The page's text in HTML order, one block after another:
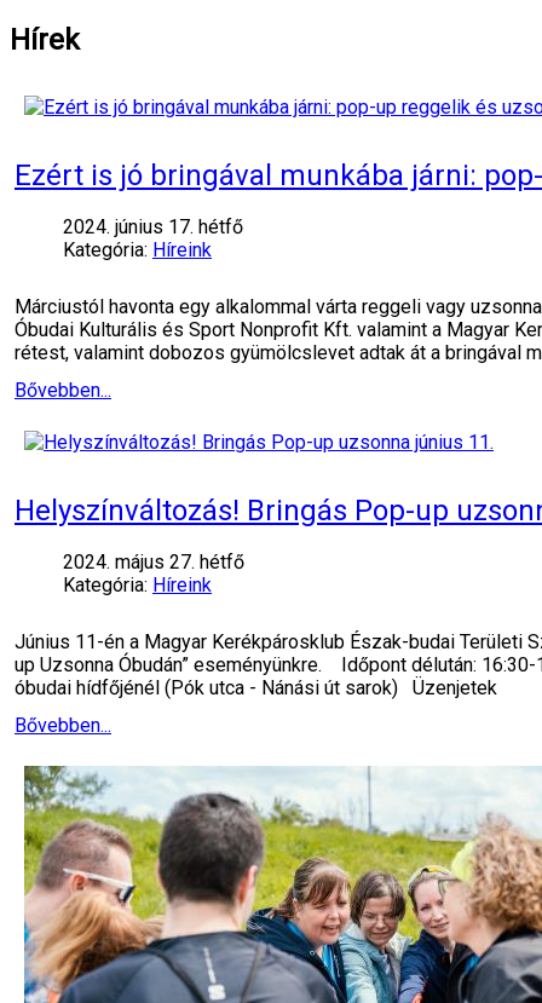
Hírek
Ezért is jó bringával munkába járni:
2024. június 17. hétfő
Kategória: Híreink
Márciustól havonta egy alkalommal várta reggeli vagy
Óbudai Kulturális és Sport Nonprofit Kft. valamint a Magyar
rétest, valamint dobozos gyümölcslevet adtak át a bringával
Bővebben...
Helyszínváltozás! Bringás Pop-up
2024. május 27. hétfő
Kategória: Híreink
Június 11-én a Magyar Kerékpárosklub Észak-budai Területi
up Uzsonna Óbudán” eseményünkre. Időpont délután:
óbudai hídfőjénél (Pók utca - Nánási út sarok) Üzenjetek
Bővebben...